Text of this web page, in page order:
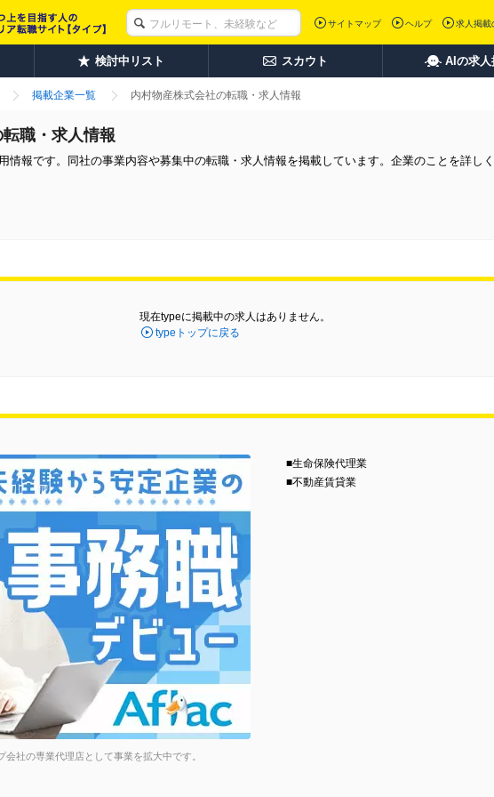
サイトマップ ヘルプ 求人掲載
検討中リスト スカウト AIの求人
掲載企業一覧 内村物産株式会社の転職・求人情報
職・求人情報
情報です。同社の事業内容や募集中の転職・求人情報を掲載しています。企業のことを詳し
現在typeに掲載中の求人はありません。
typeトップに戻る
社の専業代理店として事業を拡大中です。
■生命保険代理業
■不動産賃貸業